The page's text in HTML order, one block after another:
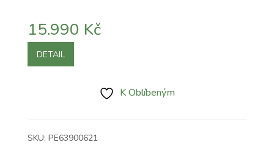
15.990 Kč
DETAIL
K Oblíbeným
SKU: PE63900621